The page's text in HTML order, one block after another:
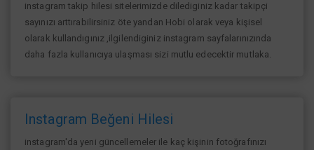
instagram takip hilesi sitelerimizde dilediginiz kadar takipçi
sayınızı arttırabilirsiniz öte yandan Hobi olarak veya kişisel
olarak kullandıgınız ,ilgilendiginiz instagram sayfalarınızında
daha fazla kullanıcıya ulaşması sizi mutlu edecektir mutlaka.
Instagram Beğeni Hilesi
instagram'da yeni güncellemeler ile kaç kişinin fotoğrafınızı